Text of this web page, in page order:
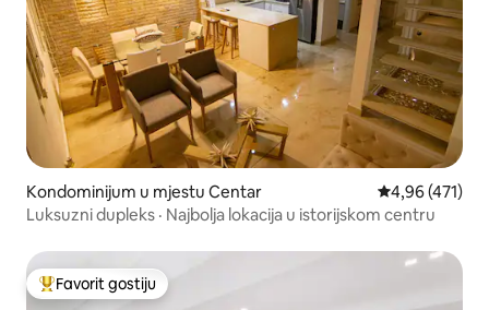
Kondominijum u mjestu Centar prosječna
4,96 (471)
Luksuzni dupleks · Najbolja lokacija u istorijskom centru
Glavni favorit gostiju
Favorit gostiju